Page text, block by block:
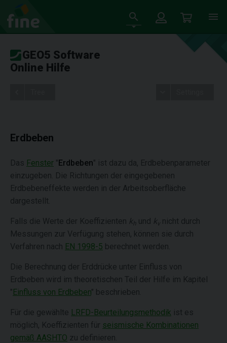
GEO5 Software
Online Hilfe
Erdbeben
Das Fenster "Erdbeben" ist dazu da, Erdbebenparameter
einzugeben. Die Richtungen der eingegebenen
Erdbebeneffekte werden in der Arbeitsoberfläche
dargestellt.
Falls die Werte der Koeffizienten kh und k v nicht durch
Messungen zur Verfügung stehen, können sie durch
Verfahren nach EN 1998-5 berechnet werden.
Die Berechnung der Erddrücke unter Einfluss von
Erdbeben wird im theoretischen Teil der Hilfe im Kapitel
"Einfluss von Erdbeben" beschrieben.
Für die gewählte LRFD-Beurteilungsmethodik ist es
möglich, Koeffizienten für seismische Kombinationen
gemäß AASHTO zu definieren.